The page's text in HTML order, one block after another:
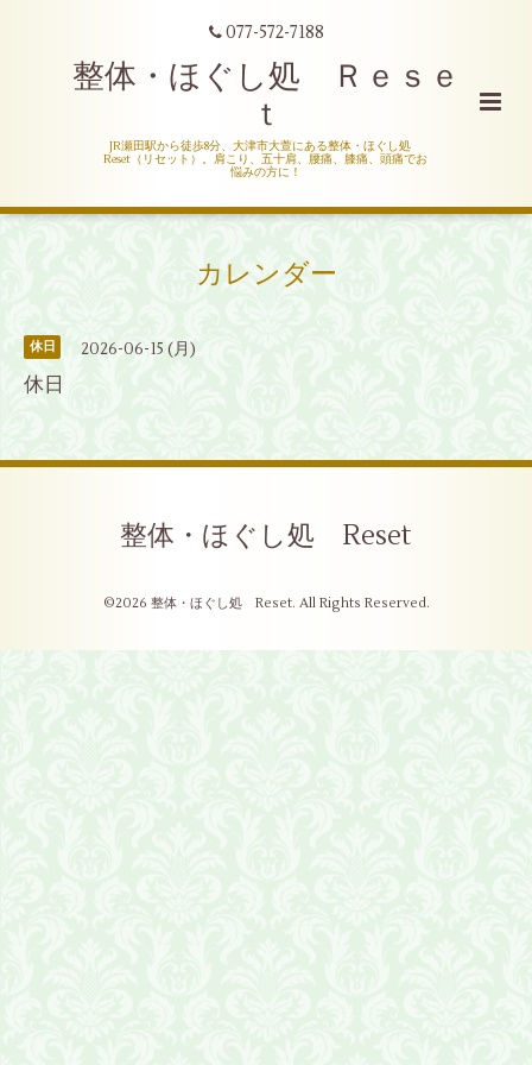
077-572-7188
整体・ほぐし処 Ｒｅｓｅ
ｔ
JR瀬田駅から徒歩8分、大津市大萱にある整体・ほぐし処
Reset（リセット）。肩こり、五十肩、腰痛、膝痛、頭痛でお
悩みの方に！
カレンダー
休日 2026-06-15 (月)
休日
整体・ほぐし処 Reset
©2026 整体・ほぐし処 Reset. All Rights Reserved.